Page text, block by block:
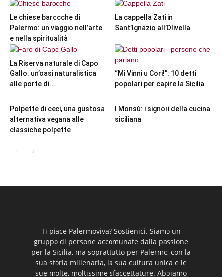
Le chiese barocche di
Palermo: un viaggio nell’arte
e nella spiritualità
La cappella Zati in
Sant’Ignazio all’Olivella
La Riserva naturale di Capo
Gallo: un’oasi naturalistica
alle porte di...
“Mi Vinni u Cori!”: 10 detti
popolari per capire la Sicilia
Polpette di ceci, una gustosa
alternativa vegana alle
classiche polpette
I Monsù: i signori della cucina
siciliana
Ti piace Palermoviva? Sostienici. Siamo un
gruppo di persone accomunate dalla passione
per la Sicilia, ma soprattutto per Palermo, con la
sua storia millenaria, la sua cultura unica e le
sue molte, moltissime sfaccettature. Abbiamo